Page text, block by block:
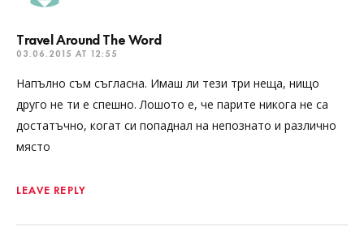
Travel Around The Word
03.06.2015 AT 12:55
Напълно съм съгласна. Имаш ли тези три неща, нищо
друго не ти е спешно. Лошото е, че парите никога не са
достатъчно, когат си попаднал на непознато и различно
място
LEAVE REPLY